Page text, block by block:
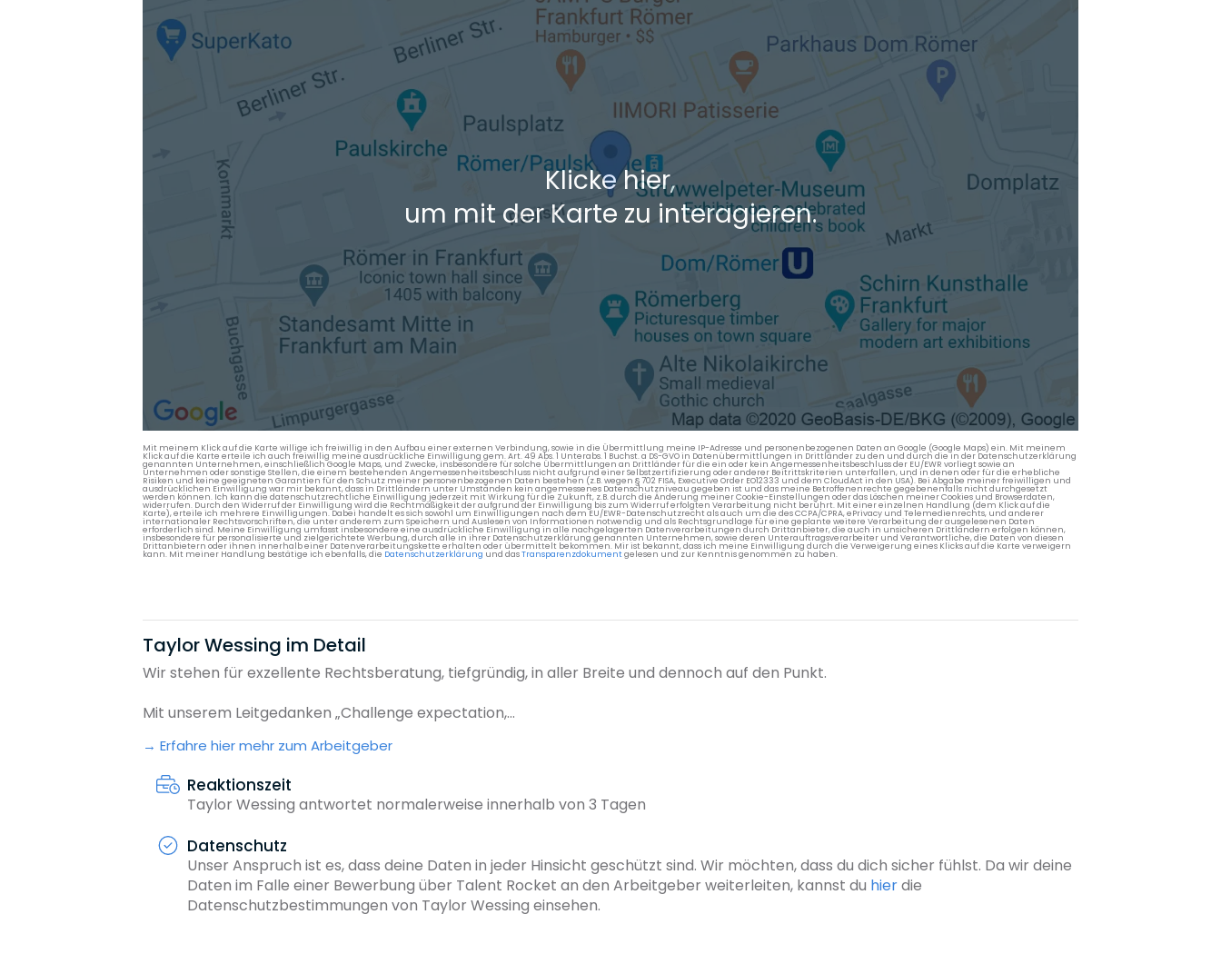
Die berechneten Anreisezeiten basieren auf den Verkehrsdaten eines typischen Dienstag morgens um 8:30.
Klicke hier,
um mit der Karte zu interagieren.
Mit meinem Klick auf die Karte willige ich freiwillig in den Aufbau einer externen Verbindung, sowie in die Übermittlung meine IP-Adresse und personenbezogenen Daten an Google (Google Maps) ein. Mit meinem
Klick auf die Karte erteile ich auch freiwillig meine ausdrückliche Einwilligung gem. Art. 49 Abs. 1 Unterabs. 1 Buchst. a DS-GVO in Datenübermittlungen in Drittländer zu den und durch die in der Datenschutzerklärung
genannten Unternehmen, einschließlich Google Maps, und Zwecke, insbesondere für solche Übermittlungen an Drittländer für die ein oder kein Angemessenheitsbeschluss der EU/EWR vorliegt sowie an
Unternehmen oder sonstige Stellen, die einem bestehenden Angemessenheitsbeschluss nicht aufgrund einer Selbstzertifizierung oder anderer Beitrittskriterien unterfallen, und in denen oder für die erhebliche
Risiken und keine geeigneten Garantien für den Schutz meiner personenbezogenen Daten bestehen (z.B. wegen § 702 FISA, Executive Order EO12333 und dem CloudAct in den USA). Bei Abgabe meiner freiwilligen und
ausdrücklichen Einwilligung war mir bekannt, dass in Drittländern unter Umständen kein angemessenes Datenschutzniveau gegeben ist und das meine Betroffenenrechte gegebenenfalls nicht durchgesetzt
werden können. Ich kann die datenschutzrechtliche Einwilligung jederzeit mit Wirkung für die Zukunft, z.B. durch die Änderung meiner Cookie-Einstellungen oder das Löschen meiner Cookies und Browserdaten,
widerrufen. Durch den Widerruf der Einwilligung wird die Rechtmäßigkeit der aufgrund der Einwilligung bis zum Widerruf erfolgten Verarbeitung nicht berührt. Mit einer einzelnen Handlung (dem Klick auf die
Karte), erteile ich mehrere Einwilligungen. Dabei handelt es sich sowohl um Einwilligungen nach dem EU/EWR-Datenschutzrecht als auch um die des CCPA/CPRA, ePrivacy und Telemedienrechts, und anderer
internationaler Rechtsvorschriften, die unter anderem zum Speichern und Auslesen von Informationen notwendig und als Rechtsgrundlage für eine geplante weitere Verarbeitung der ausgelesenen Daten
erforderlich sind. Meine Einwilligung umfasst insbesondere eine ausdrückliche Einwilligung in alle nachgelagerten Datenverarbeitungen durch Drittanbieter, die auch in unsicheren Drittländern erfolgen können,
insbesondere für personalisierte und zielgerichtete Werbung, durch alle in ihrer Datenschutzerklärung genannten Unternehmen, sowie deren Unterauftragsverarbeiter und Verantwortliche, die Daten von diesen
Drittanbietern oder ihnen innerhalb einer Datenverarbeitungskette erhalten oder übermittelt bekommen. Mir ist bekannt, dass ich meine Einwilligung durch die Verweigerung eines Klicks auf die Karte verweigern
kann. Mit meiner Handlung bestätige ich ebenfalls, die Datenschutzerklärung und dasTransparenzdokumentgelesen und zur Kenntnis genommen zu haben.
Taylor Wessing im Detail
Wir stehen für exzellente Rechtsberatung, tiefgründig, in aller Breite und dennoch auf den Punkt.
Mit unserem Leitgedanken „Challenge expectation,...
Erfahre hier mehr zum Arbeitgeber
Reaktionszeit
Taylor Wessing antwortet normalerweise innerhalb von 3 Tagen
Datenschutz
Unser Anspruch ist es, dass deine Daten in jeder Hinsicht geschützt sind. Wir möchten, dass du dich sicher fühlst. Da wir deine
Daten im Falle einer Bewerbung über Talent Rocket an den Arbeitgeber weiterleiten, kannst du hierdie
Datenschutzbestimmungen von Taylor Wessing einsehen.